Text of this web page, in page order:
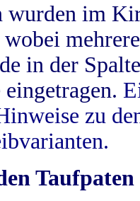
wurden im
in der
zu
Taufpaten